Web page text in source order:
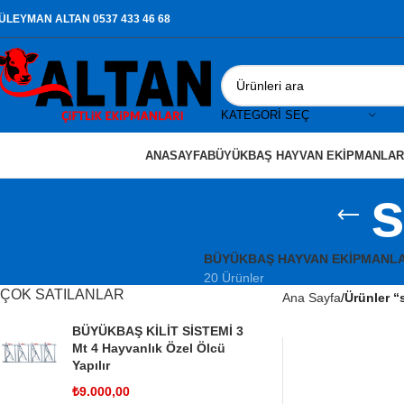
ALTAN 0537 433 46 68
KATEGORI SEÇ
ANASAYFABÜYÜKBAŞ HAYVAN
BÜYÜKBAŞ HAYVAN
20 Ürünler
ÇOK SATILANLAR
BÜYÜKBAŞ KİLİT SİSTEMİ 3
Mt 4 Hayvanlık Özel Ölcü
Yapılır
₺9.000,00
Ana Sayfa Ürünler